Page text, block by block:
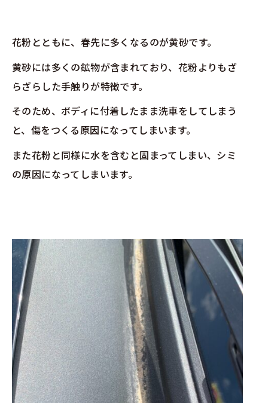
花粉とともに、春先に多くなるのが黄砂です。
黄砂には多くの鉱物が含まれており、花粉よりもざ
らざらした手触りが特徴です。
そのため、ボディに付着したまま洗車をしてしまう
と、傷をつくる原因になってしまいます。
また花粉と同様に水を含むと固まってしまい、シミ
の原因になってしまいます。